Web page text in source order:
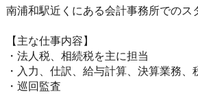
南浦和駅近くにある会計事務所でのス
【主な仕事内容】
・法人税、相続税を主に担当
・入力、仕訳、給与計算、決算業務、
・巡回監査